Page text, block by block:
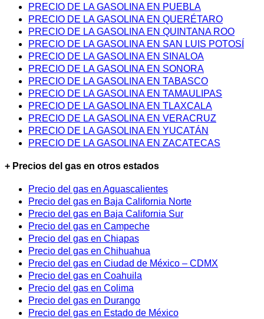
PRECIO DE LA GASOLINA EN PUEBLA
PRECIO DE LA GASOLINA EN QUERÉTARO
PRECIO DE LA GASOLINA EN QUINTANA ROO
PRECIO DE LA GASOLINA EN SAN LUIS POTOSÍ
PRECIO DE LA GASOLINA EN SINALOA
PRECIO DE LA GASOLINA EN SONORA
PRECIO DE LA GASOLINA EN TABASCO
PRECIO DE LA GASOLINA EN TAMAULIPAS
PRECIO DE LA GASOLINA EN TLAXCALA
PRECIO DE LA GASOLINA EN VERACRUZ
PRECIO DE LA GASOLINA EN YUCATÁN
PRECIO DE LA GASOLINA EN ZACATECAS
+ Precios del gas en otros estados
Precio del gas en Aguascalientes
Precio del gas en Baja California Norte
Precio del gas en Baja California Sur
Precio del gas en Campeche
Precio del gas en Chiapas
Precio del gas en Chihuahua
Precio del gas en Ciudad de México – CDMX
Precio del gas en Coahuila
Precio del gas en Colima
Precio del gas en Durango
Precio del gas en Estado de México